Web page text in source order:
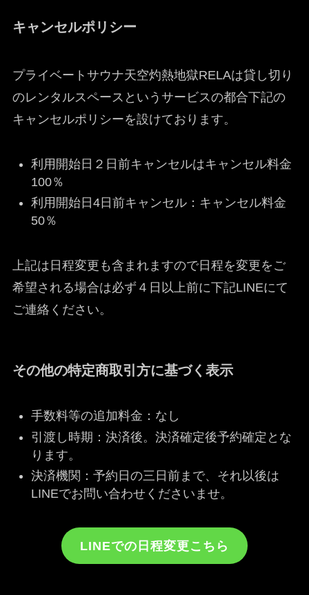
キャンセルポリシー
プライベートサウナ天空灼熱地獄RELAは貸し切り
のレンタルスペースというサービスの都合下記の
キャンセルポリシーを設けております。
利用開始日２日前キャンセルはキャンセル料金
100％
利用開始日4日前キャンセル：キャンセル料金
50％
上記は日程変更も含まれますので日程を変更をご
希望される場合は必ず４日以上前に下記LINEにて
ご連絡ください。
その他の特定商取引方に基づく表示
手数料等の追加料金：なし
引渡し時期：決済後。決済確定後予約確定とな
ります。
決済機関：予約日の三日前まで、それ以後は
LINEでお問い合わせくださいませ。
LINEでの日程変更こちら